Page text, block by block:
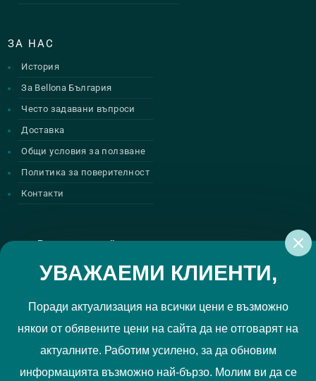
УВАЖАЕМИ КЛИЕНТИ,
Поради актуализация на всички цени е възможно
някои от обявените цени на сайта да не отговарят на
актуалните. Работим усилено, за да обновим
информацията възможно най-бързо. Молим ви да се
ЗА НАС
История
За Bellona България
Често задавани въпроси
Доставка
Общи условия за ползване
Политика за поверителност
Контакти
Регистрирай се за нашите атрактивни
Прочетох и приемам Политиката за поверителност
РЕГИСТРИРАЙ МЕ